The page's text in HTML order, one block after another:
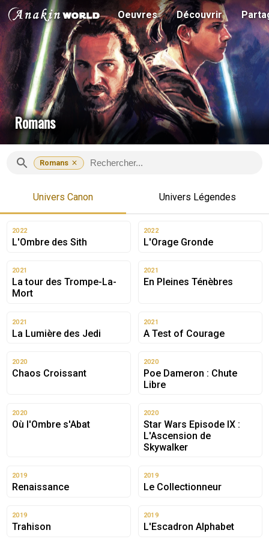
Oeuvres Découvrir
Romans
Romans
Univers Canon Univers Légendes
2022
L'Ombre des Sith
2022
L'Orage Gronde
2021
La tour des Trompe-La-
Mort
2021
En Pleines Ténèbres
2021
La Lumière des Jedi
2021
A Test of Courage
2020
Chaos Croissant
2020
Poe Dameron : Chute
Libre
2020
Où l'Ombre s'Abat
2020
Star Wars Episode IX :
L'Ascension de
Skywalker
2019
Renaissance
2019
Le Collectionneur
2019
Trahison
2019
L'Escadron Alphabet